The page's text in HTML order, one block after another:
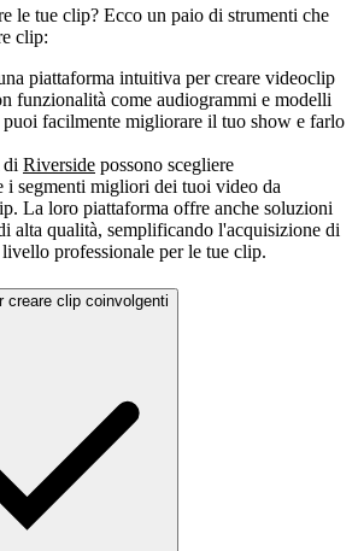
le tue clip? Ecco un paio di strumenti che
clip:
piattaforma intuitiva per creare videoclip
funzionalità come audiogrammi e modelli
facilmente migliorare il tuo show e farlo
Riverside possono scegliere
i segmenti migliori dei tuoi video da
La loro piattaforma offre anche soluzioni
alta qualità, semplificando l'acquisizione di
professionale per le tue clip.
creare clip coinvolgenti